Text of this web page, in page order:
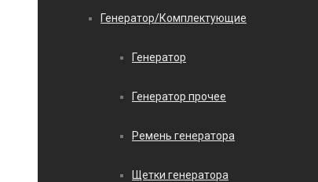
Генератор/Комплектующие
Генератор
Генератор прочее
Ремень генератора
Щетки генератора